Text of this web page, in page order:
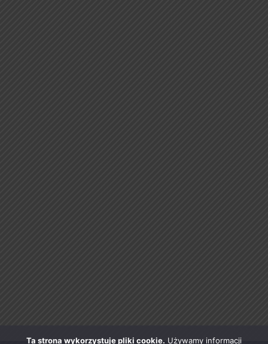
Ta strona wykorzystuje pliki cookie. Używamy informacji